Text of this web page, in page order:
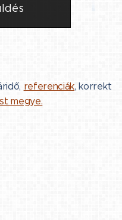
referenciák, korrekt
megye.